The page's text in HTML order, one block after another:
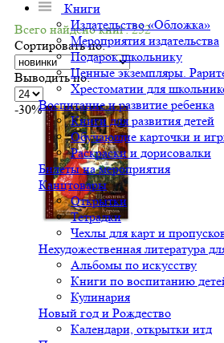
Книги
Издательство «Обложка»
Мероприятия издательства
Подарок школьнику
Ценные экземпляры.
Хрестоматии для
Воспитание и развитие ребенка
Книги для развития детей
Обучающие карточки и
Раскраски и дорисовалки
Билеты на мероприятия
Канцтовары
Открытки
Тетрадки
Чехлы для карт и
Нехудожественная литература
Альбомы по искусству
Книги по воспитанию
Кулинария
Новый год и Рождество
Календари, открытки итд
Всего найдено книг: 252
Сортировать по:
Выводить по:
-30%